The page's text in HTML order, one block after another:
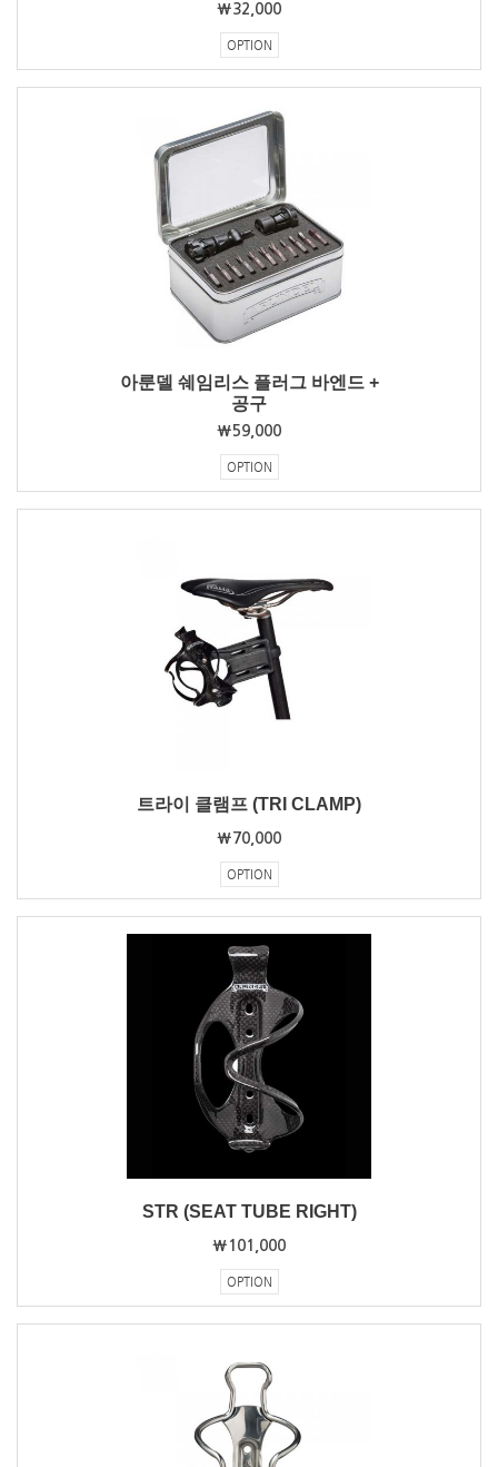
₩32,000
OPTION
아룬델 쉐임리스 플러그 바엔드 +
공구
₩59,000
OPTION
트라이 클램프 (TRI CLAMP)
₩70,000
OPTION
STR (SEAT TUBE RIGHT)
₩101,000
OPTION